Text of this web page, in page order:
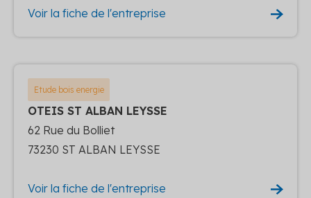
Voir la fiche de l'entreprise
Etude bois energie
OTEIS ST ALBAN LEYSSE
62 Rue du Bolliet
73230 ST ALBAN LEYSSE
Voir la fiche de l'entreprise